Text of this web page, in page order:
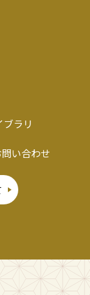
ラリ
い合わせ